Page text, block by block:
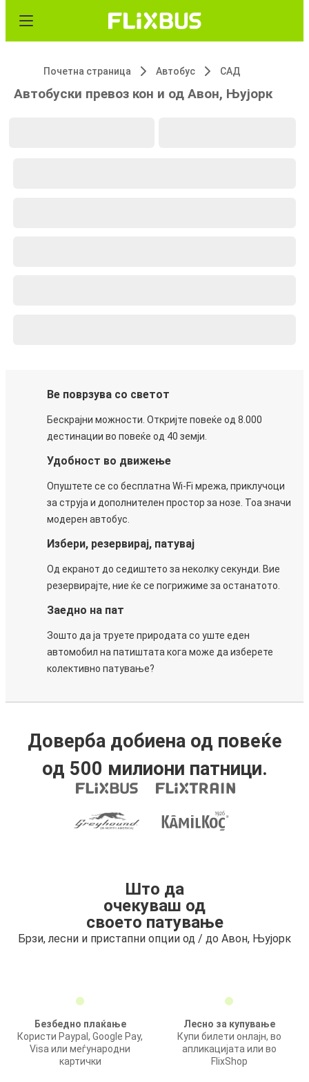
Почетна страница Автобус САД
Автобуски превоз кон и од Авон, Њујорк
Ве поврзува со светот
Бескрајни можности. Откријте повеќе од 8.000
дестинации во повеќе од 40 земји.
Удобност во движење
Опуштете се со бесплатна Wi-Fi мрежа, приклучоци
за струја и дополнителен простор за нозе. Тоа значи
модерен автобус.
Избери, резервирај, патувај
Од екранот до седиштето за неколку секунди. Вие
резервирајте, ние ќе се погрижиме за останатото.
Заедно на пат
Зошто да ја труете природата со уште еден
автомобил на патиштата кога може да изберете
колективно патување?
Доверба добиена од повеќе
од 500 милиони патници.
Што да
очекуваш од
своето патување
Брзи, лесни и пристапни опции од / до Авон, Њујорк
Безбедно плаќање
Користи Paypal, Google Pay,
Visa или меѓународни
картички
Лесно за купување
Купи билети онлајн, во
апликацијата или во
FlixShop